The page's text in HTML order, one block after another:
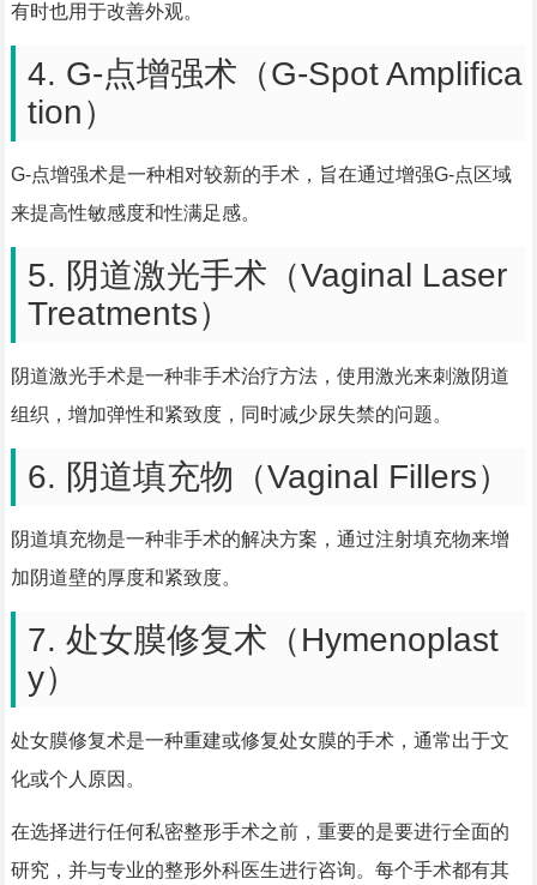
有时也用于改善外观。
4. G-点增强术（G-Spot Amplifica
tion）
G-点增强术是一种相对较新的手术，旨在通过增强G-点区域
来提高性敏感度和性满足感。
5. 阴道激光手术（Vaginal Laser
Treatments）
阴道激光手术是一种非手术治疗方法，使用激光来刺激阴道
组织，增加弹性和紧致度，同时减少尿失禁的问题。
6. 阴道填充物（Vaginal Fillers）
阴道填充物是一种非手术的解决方案，通过注射填充物来增
加阴道壁的厚度和紧致度。
7. 处女膜修复术（Hymenoplast
y）
处女膜修复术是一种重建或修复处女膜的手术，通常出于文
化或个人原因。
在选择进行任何私密整形手术之前，重要的是要进行全面的
研究，并与专业的整形外科医生进行咨询。每个手术都有其